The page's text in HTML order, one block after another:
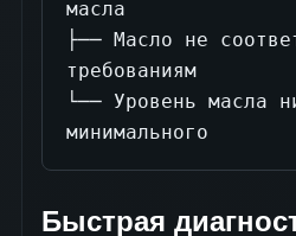
масла
├── Масло не
требованиям
└── Уровень масла
минимального
Быстрая